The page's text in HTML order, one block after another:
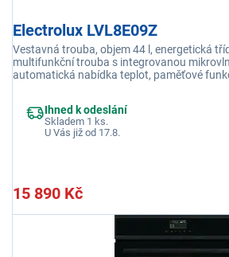
Electrolux LVL8E09Z
Vestavná trouba, objem 44 l, energetická
multifunkční trouba s integrovanou
automatická nabídka teplot, paměťové
Ihned k odeslání
Skladem 1 ks.
U Vás již od 17.8.
15 890 Kč